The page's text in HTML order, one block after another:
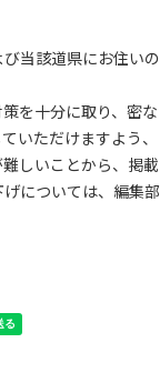
当該道県にお住いの
を十分に取り、密な
いただけますよう、
しいことから、掲載
については、編集部